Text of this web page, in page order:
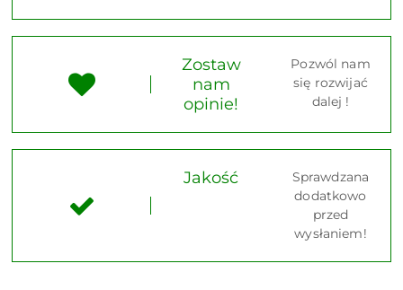
Zostaw
nam
opinie!
Pozwól nam
się rozwijać
dalej !
Jakość
Sprawdzana
dodatkowo
przed
wysłaniem!